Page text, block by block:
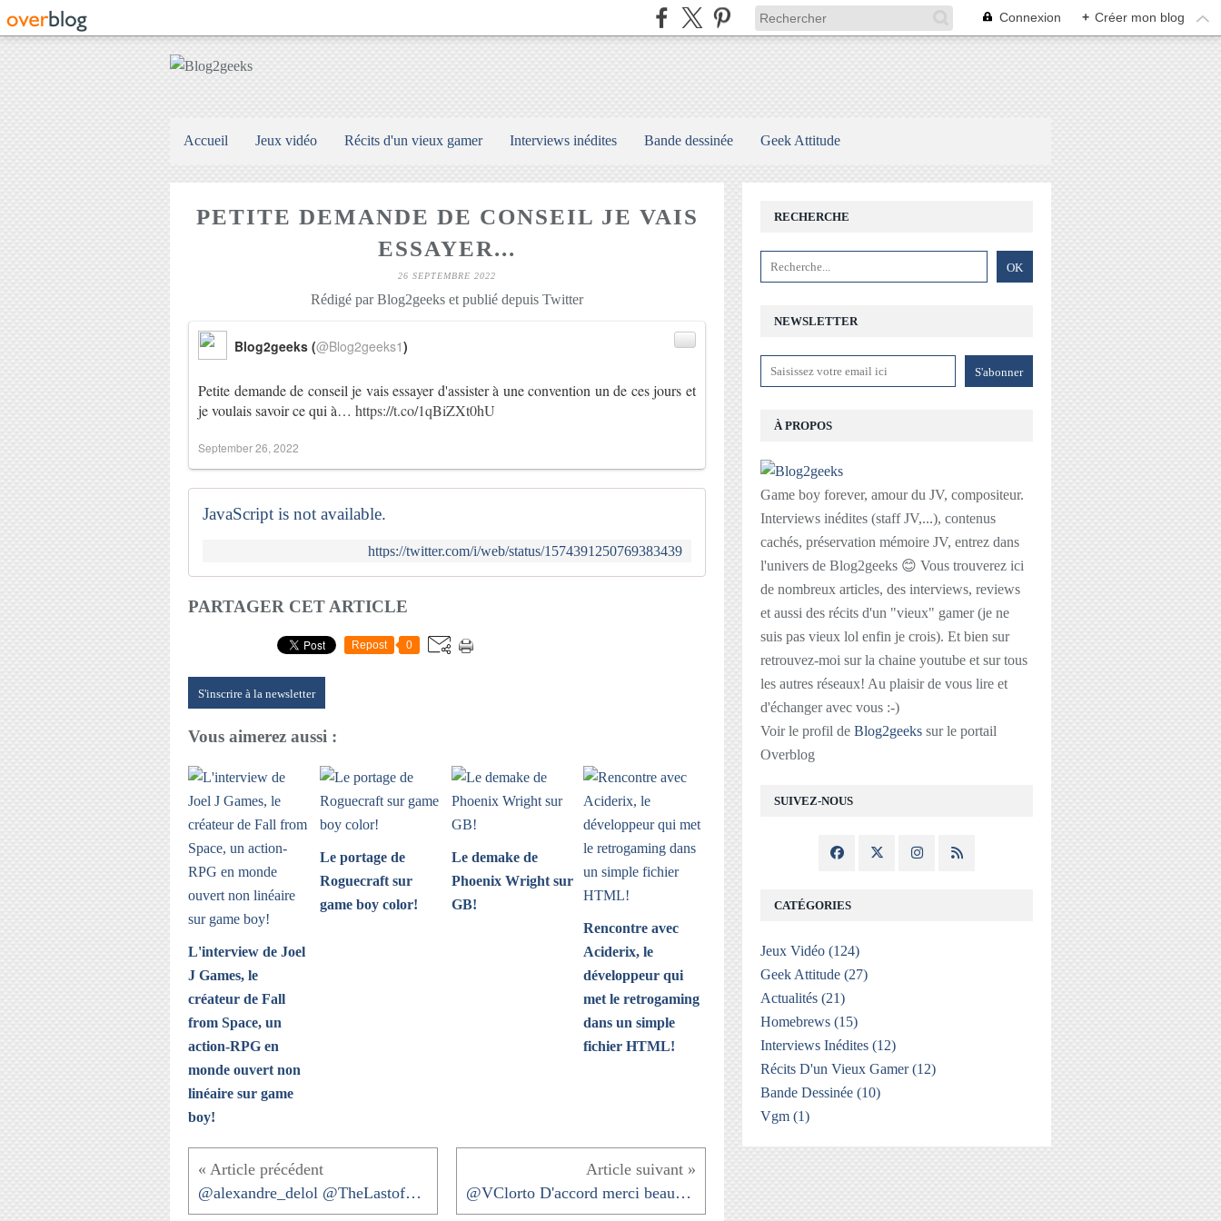
Connexion + Créer mon blog
Accueil Jeux vidéo Récits d'un vieux gamer Interviews inédites Bande dessinée Geek Attitude
PETITE DEMANDE DE CONSEIL JE VAIS
ESSAYER...
26 SEPTEMBRE 2022
Rédigé par Blog2geeks et publié depuis Twitter
Petite demande de conseil je vais essayer d'assister à une convention un de ces jours et
je voulais savoir ce qui à… https://t.co/1qBiZXt0hU
Blog2geeks (@Blog2geeks1)
September 26, 2022
JavaScript is not available.
https://twitter.com/i/web/status/1574391250769383439
PARTAGER CET ARTICLE
Repost 0
S'inscrire à la newsletter
Vous aimerez aussi :
L'interview de Joel
J Games, le
créateur de Fall
from Space, un
action-RPG en
monde ouvert non
linéaire sur game
boy!
Le portage de
Roguecraft sur
game boy color!
Le demake de
Phoenix Wright sur
GB!
Rencontre avec
Aciderix, le
développeur qui
met le retrogaming
dans un simple
fichier HTML!
@alexandre_delol @TheLastofUsHBO @TLOU_Info_FR... @VClorto D'accord merci beaucoup l'ami pour ton...
NEWSLETTER
SUIVEZ-NOUS
RECHERCHE
À PROPOS
Game boy forever, amour du JV, compositeur.
Interviews inédites (staff JV,...), contenus
cachés, préservation mémoire JV, entrez dans
l'univers de Blog2geeks 😊 Vous trouverez ici
de nombreux articles, des interviews, reviews
et aussi des récits d'un "vieux" gamer (je ne
suis pas vieux lol enfin je crois). Et bien sur
retrouvez-moi sur la chaine youtube et sur tous
les autres réseaux! Au plaisir de vous lire et
d'échanger avec vous :-)
Voir le profil de Blog2geeks sur le portail
Overblog
CATÉGORIES
Jeux Vidéo (124)
Geek Attitude (27)
Actualités (21)
Homebrews (15)
Interviews Inédites (12)
Récits D'un Vieux Gamer(12)
Bande Dessinée (10)
Vgm (1)